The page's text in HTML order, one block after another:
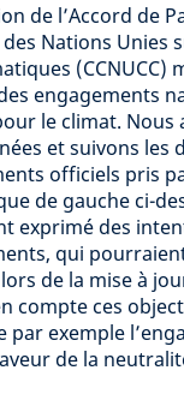
de l’Accord de
Nations Unies
(CCNUCC)
engagements
le climat. Nous
et suivons les
officiels pris
de gauche ci-
exprimé des
qui
de la mise à
compte ces
par exemple
de la